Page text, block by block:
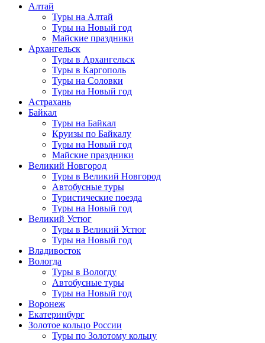
Алтай
Туры на Алтай
Туры на Новый год
Майские праздники
Архангельск
Туры в Архангельск
Туры в Каргополь
Туры на Соловки
Туры на Новый год
Астрахань
Байкал
Туры на Байкал
Круизы по Байкалу
Туры на Новый год
Майские праздники
Великий Новгород
Туры в Великий Новгород
Автобусные туры
Туристические поезда
Туры на Новый год
Великий Устюг
Туры в Великий Устюг
Туры на Новый год
Владивосток
Вологда
Туры в Вологду
Автобусные туры
Туры на Новый год
Воронеж
Екатеринбург
Золотое кольцо России
Туры по Золотому кольцу